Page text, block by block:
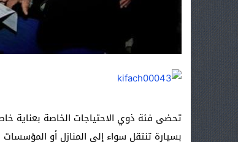
تحضى فئة ذوي الاحتياجات الخاصة بعناية
بسيارة تنتقل سواء إلى المنازل أو المؤسسات